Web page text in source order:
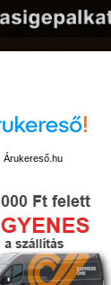
Árukereső.hu